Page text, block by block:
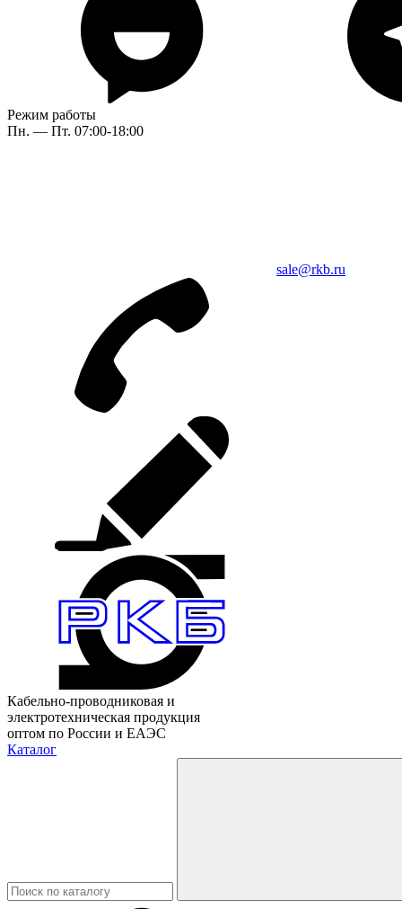
Режим работы
Пн. — Пт. 07:00-18:00
sale@rkb.ru
Кабельно-проводниковая и
электротехническая продукция
оптом по России и ЕАЭС
Каталог